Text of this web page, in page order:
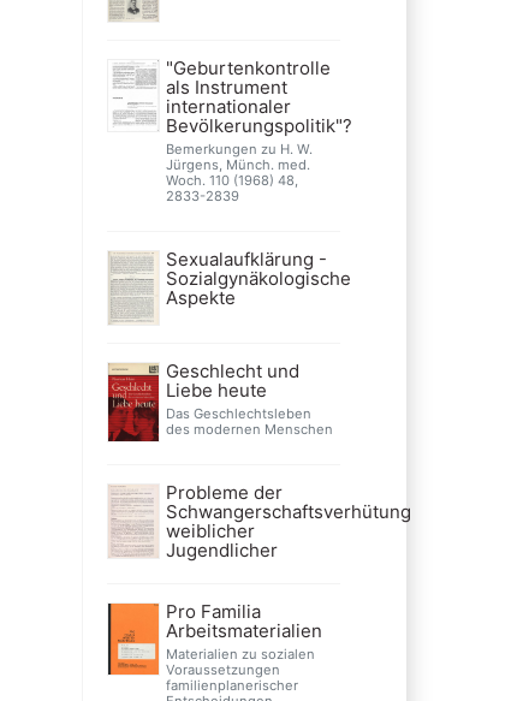
"Geburtenkontrolle
als Instrument
internationaler
Bevölkerungspolitik"?
Bemerkungen zu H. W.
Jürgens, Münch. med.
Woch. 110 (1968) 48,
2833-2839
Sexualaufklärung -
Sozialgynäkologische
Aspekte
Geschlecht und
Liebe heute
Das Geschlechtsleben
des modernen Menschen
Probleme der
Schwangerschaftsverhütung
weiblicher
Jugendlicher
Pro Familia
Arbeitsmaterialien
Materialien zu sozialen
Voraussetzungen
familienplanerischer